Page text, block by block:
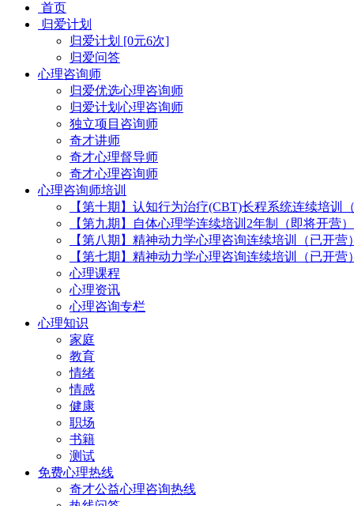
首页
归爱计划
归爱计划 [0元6次]
归爱问答
心理咨询师
归爱优选心理咨询师
归爱计划心理咨询师
独立项目咨询师
奇才讲师
奇才心理督导师
奇才心理咨询师
心理咨询师培训
【第十期】认知行为治疗(CBT)长程系统连续培训
【第九期】自体心理学连续培训2年制（即将开营）
【第八期】精神动力学心理咨询连续培训（已开营）
【第七期】精神动力学心理咨询连续培训（已开营）
心理课程
心理资讯
心理咨询专栏
心理知识
家庭
教育
情绪
情感
健康
职场
书籍
测试
免费心理热线
奇才公益心理咨询热线